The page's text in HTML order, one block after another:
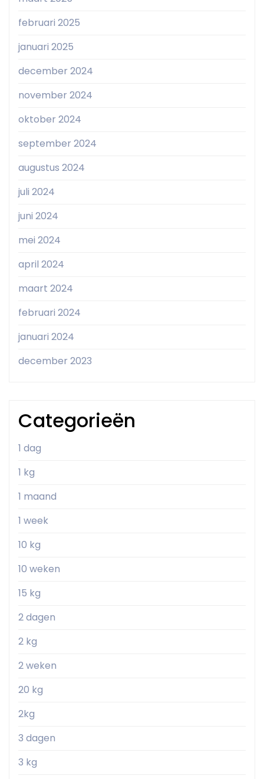
februari 2025
januari 2025
december 2024
november 2024
oktober 2024
september 2024
augustus 2024
juli 2024
juni 2024
mei 2024
april 2024
maart 2024
februari 2024
januari 2024
december 2023
Categorieën
1 dag
1 kg
1 maand
1 week
10 kg
10 weken
15 kg
2 dagen
2 kg
2 weken
20 kg
2kg
3 dagen
3 kg